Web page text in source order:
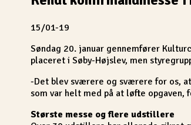
15/01-19
Søndag 20. januar gennemfører
placeret i Søby-Højslev, men
-Det blev sværere og sværere for os,
som var helt med på at løfte
Største messe og flere udstillere